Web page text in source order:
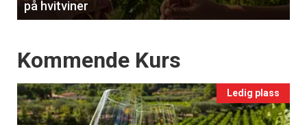
på hvitviner
Events
Kommende Kurs
Ledig plass